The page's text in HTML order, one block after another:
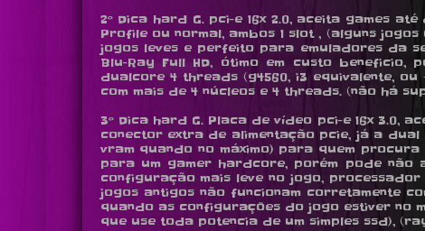
2º Dica hard G. pci-e 16x 2.0, aceita games até
Profile ou normal, ambos 1 slot , (alguns
jogos leves e perfeito para emuladores da
Blu-Ray Full HD, ótimo em custo
dualcore 4 threads (g4560, i3 equivalente,
com mais de 4 núcleos e 4 threads. (não há
3º Dica hard G. Placa de vídeo pci-e 16x 3.0,
conector extra de alimentação pcie, já a dual
vram quando no máximo) para quem
para um gamer hardcore, porém pode não
configuração mais leve no jogo,
jogos antigos não funcionam corretamente
quando as configurações do jogo estiver no
que use toda potencia de um simples ssd),